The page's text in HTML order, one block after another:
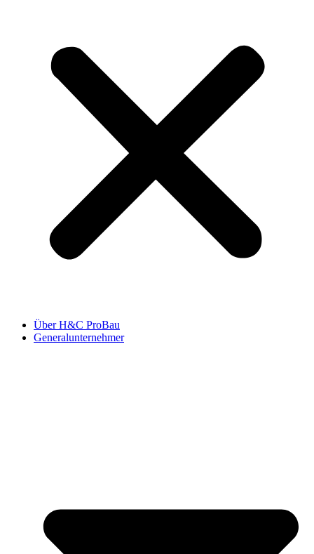
Über H&C ProBau
Generalunternehmer